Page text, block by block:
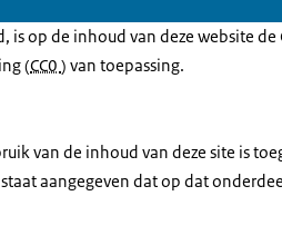
is op de inhoud van deze website de
(CC0 ) van toepassing.
van de inhoud van deze site is
aangegeven dat op dat